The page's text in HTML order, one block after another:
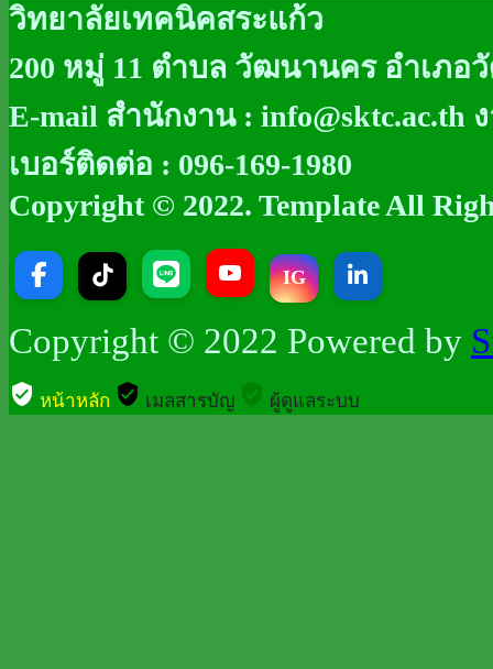
วิทยาลัยเทคนิคสระแก้ว
200 หมู่ 11 ตำบล วัฒนานคร อำเภอ
E-mail สำนักงาน : info@sktc.ac.th
เบอร์ติดต่อ : 096-169-1980
Copyright © 2022. Template All
IG
Copyright © 2022 Powered by
verified_user หน้าหลัก verified_user เมลสารบัญ ผู้ดูแลระบบ